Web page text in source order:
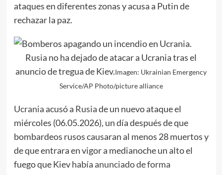
ataques en diferentes zonas y acusa a Putin de
rechazar la paz.
Rusia no ha dejado de atacar a Ucrania tras el
anuncio de tregua de Kiev.Imagen: Ukrainian Emergency
Service/AP Photo/picture alliance
Ucraniaacusó a Rusiade un nuevo ataque el
miércoles (06.05.2026), un día después de que
bombardeos rusos causaran al menos 28 muertos y
de que entrara en vigor a medianoche un alto el
fuego que Kievhabía anunciado de forma